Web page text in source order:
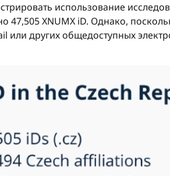
использование
47,505 XNUMX iD. Однако,
или других общедоступных